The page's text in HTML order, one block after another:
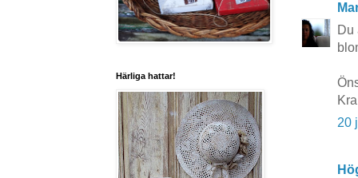
Du
20
Härliga hattar!